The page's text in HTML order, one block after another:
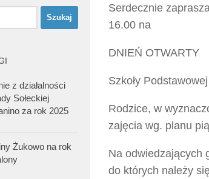
Serdecznie
16.00 na
DNIEŃ OTWARTY
Szkoły
Rodzice, w
zajęcia wg. planu
Na odwiedzających
do których należy
z działalności
Sołeckiej
za rok 2025
Żukowo na rok